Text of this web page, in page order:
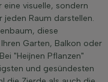
visuelle, sondern
Raum darstellen.
diese
Garten, Balkon oder
"Heijnen Pflanzen"
und gesündesten